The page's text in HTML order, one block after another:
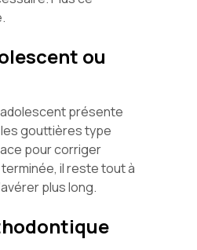
ou
adolescent présente
gouttières type
pour corriger
il reste tout à
plus long.